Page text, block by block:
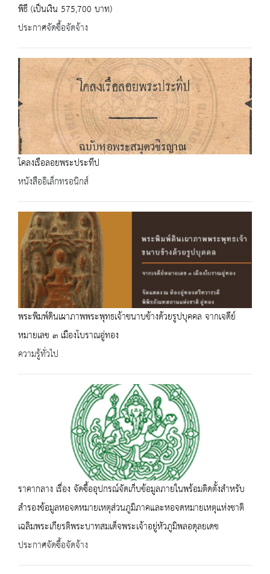
พิธี (เป็นเงิน 575,700 บาท)
ประกาศจัดซื้อจัดจ้าง
โคลงเรือลอยพระประทีป
หนังสืออิเล็กทรอนิกส์
พระพิมพ์ดินเผาภาพพระพุทธเจ้าขนาบข้างด้วยรูปบุคคล จากเจดีย์
หมายเลข ๓ เมืองโบราณอู่ทอง
ความรู้ทั่วไป
ราคากลาง เรื่อง จัดซื้ออุปกรณ์จัดเก็บข้อมูลภายในพร้อมติดตั้งสำหรับ
สำรองข้อมูลหอจดหมายเหตุส่วนภูมิภาคและหอจดหมายเหตุแห่งชาติ
เฉลิมพระเกียรติพระบาทสมเด็จพระเจ้าอยู่หัวภูมิพลอดุลยเดช
ประกาศจัดซื้อจัดจ้าง